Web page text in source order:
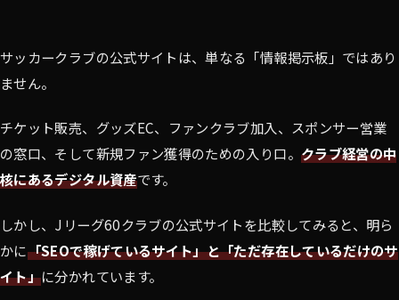
サッカークラブの公式サイトは、単なる「情報掲示板」ではあり
ません。
チケット販売、グッズEC、ファンクラブ加入、スポンサー営業
の窓口、そして新規ファン獲得のための入り口。 クラブ経営の中
核にあるデジタル資産です。
しかし、Jリーグ60クラブの公式サイトを比較してみると、明ら
かに「SEOで稼げているサイト」と「ただ存在しているだけのサ
イト」に分かれています。